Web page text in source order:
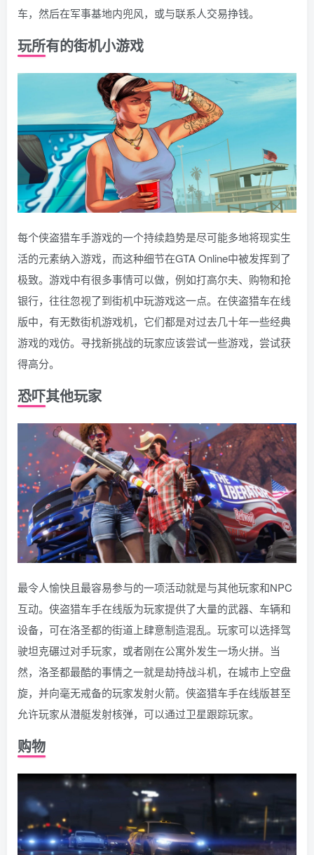
车，然后在军事基地内兜风，或与联系人交易挣钱。
玩所有的街机小游戏
每个侠盗猎车手游戏的一个持续趋势是尽可能多地将现实生
活的元素纳入游戏，而这种细节在GTA Online中被发挥到了
极致。游戏中有很多事情可以做，例如打高尔夫、购物和抢
银行，往往忽视了到街机中玩游戏这一点。在侠盗猎车在线
版中，有无数街机游戏机，它们都是对过去几十年一些经典
游戏的戏仿。寻找新挑战的玩家应该尝试一些游戏，尝试获
得高分。
恐吓其他玩家
最令人愉快且最容易参与的一项活动就是与其他玩家和NPC
互动。侠盗猎车手在线版为玩家提供了大量的武器、车辆和
设备，可在洛圣都的街道上肆意制造混乱。玩家可以选择驾
驶坦克碾过对手玩家，或者刚在公寓外发生一场火拼。当
然，洛圣都最酷的事情之一就是劫持战斗机，在城市上空盘
旋，并向毫无戒备的玩家发射火箭。侠盗猎车手在线版甚至
允许玩家从潜艇发射核弹，可以通过卫星跟踪玩家。
购物